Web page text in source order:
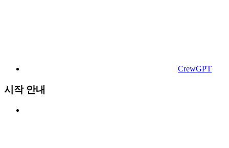
CrewGPT
시작 안내